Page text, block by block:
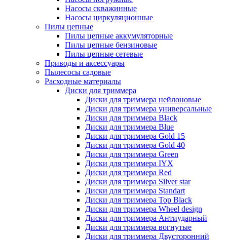
Насосы скважинные
Насосы циркуляционные
Пилы цепные
Пилы цепные аккумуляторные
Пилы цепные бензиновые
Пилы цепные сетевые
Приводы и аксессуары
Пылесосы садовые
Расходные материалы
Диски для триммера
Диски для триммера нейлоновые
Диски для триммера универсальные
Диски для триммера Black
Диски для триммера Blue
Диски для триммера Gold 15
Диски для триммера Gold 40
Диски для триммера Green
Диски для триммера IYX
Диски для триммера Red
Диски для триммера Silver star
Диски для триммера Standart
Диски для триммера Top Black
Диски для триммера Wheel design
Диски для триммера Антиударный
Диски для триммера вогнутые
Диски для триммера Двусторонний